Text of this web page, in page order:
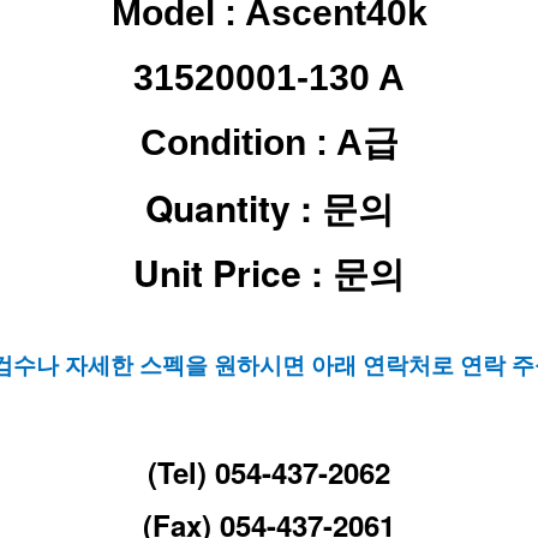
Model : Ascent40k
31520001-130 A
Condition : A급
Quantity : 문의
Unit Price : 문의
수나 자세한 스펙을 원하시면 아래 연락처로 연락
(Tel) 054-437-2062
(Fax) 054-437-2061